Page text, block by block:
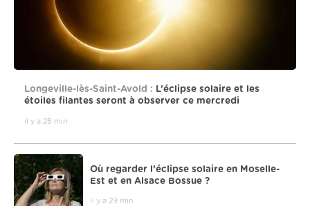
Longeville-lès-Saint-Avold : L’éclipse solaire et les
étoiles filantes seront à observer ce mercredi
il y a 28 min
Où regarder l’éclipse solaire en Moselle-
Est et en Alsace Bossue ?
il y a 29 min